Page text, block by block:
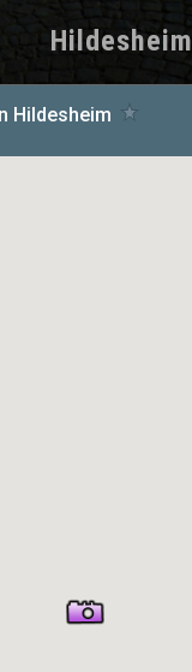
Hildesheim